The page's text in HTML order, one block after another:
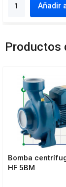
Añadir
Productos
Bomba
HF 5BM